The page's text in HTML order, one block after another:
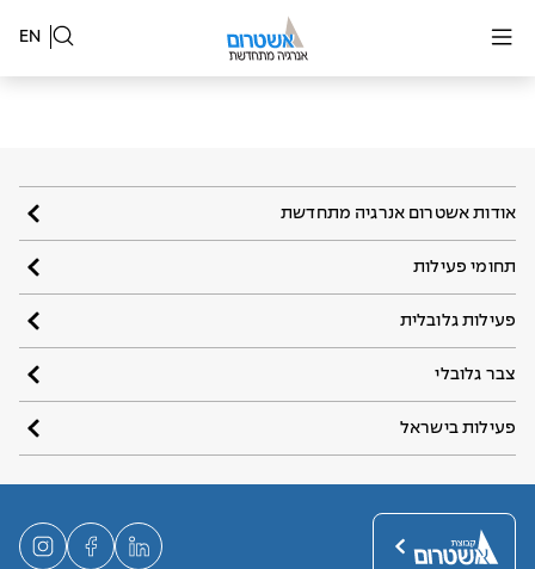
EN
אודות אשטרום אנרגיה מתחדשת
תחומי פעילות
פעילות גלובלית
צבר גלובלי
פעילות בישראל